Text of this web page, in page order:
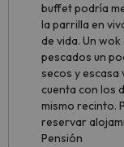
buffet podría
la parrilla en
de vida. Un
pescados un
secos y escasa
cuenta con los
mismo recinto.
reservar
Pensión